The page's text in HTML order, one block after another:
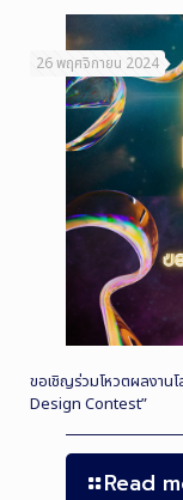
26 พฤศจิกายน 2024
ขอเชิญร่วมโหวตผลงาน
Design Contest”
Read